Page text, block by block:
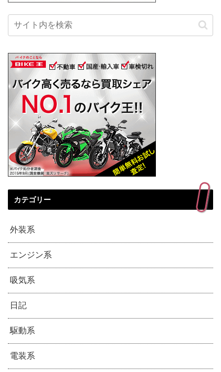
カテゴリー
外装系
エンジン系
吸気系
日記
駆動系
電装系